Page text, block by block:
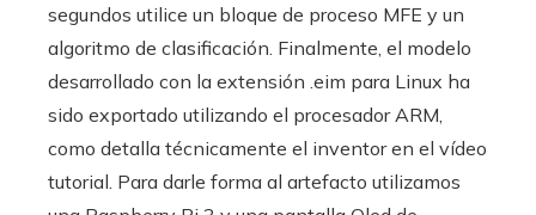
segundos utilice un bloque de proceso MFE y un
algoritmo de clasificación. Finalmente, el modelo
desarrollado con la extensión .eim para Linux ha
sido exportado utilizando el procesador ARM,
como detalla técnicamente el inventor en el vídeo
tutorial. Para darle forma al artefacto utilizamos